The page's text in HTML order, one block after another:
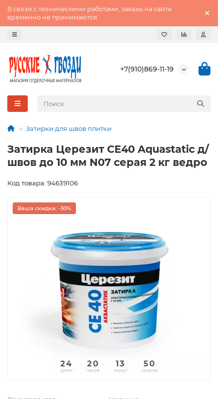
В связи с техническими работами, заказы на сайте
временно не принимаются
+7(910)869-11-19
Затирки для швов плитки
Затирка Церезит СЕ40 Aquastatic д/
швов до 10 мм N07 серая 2 кг ведро
Код товара: 94639106
Ваша скидка: -30%
24
дней
20
часов
13
минут
50
секунд